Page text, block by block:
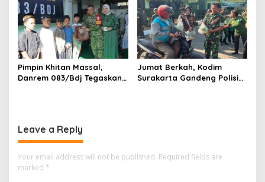
Pimpin Khitan Massal,
Danrem 083/Bdj Tegaskan
Jumat Berkah, Kodim
Surakarta Gandeng Polisi
Leave a Reply
Your email address will not be published. Required fields are
marked *